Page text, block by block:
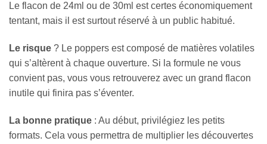
Le flacon de 24ml ou de 30ml est certes économiquement
tentant, mais il est surtout réservé à un public habitué.
Le risque ? Le poppers est composé de matières volatiles
qui s’altèrent à chaque ouverture. Si la formule ne vous
convient pas, vous vous retrouverez avec un grand flacon
inutile qui finira pas s’éventer.
La bonne pratique : Au début, privilégiez les petits
formats. Cela vous permettra de multiplier les découvertes